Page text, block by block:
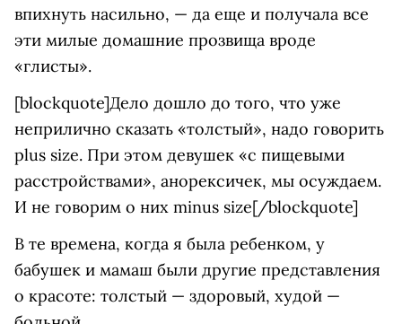
впихнуть насильно, — да еще и получала все
эти милые домашние прозвища вроде
«глисты».
[blockquote]Дело дошло до того, что уже
неприлично сказать «толстый», надо говорить
plus size. При этом девушек «с пищевыми
расстройствами», анорексичек, мы осуждаем.
И не говорим о них minus size[/blockquote]
В те времена, когда я была ребенком, у
бабушек и мамаш были другие представления
о красоте: толстый — здоровый, худой —